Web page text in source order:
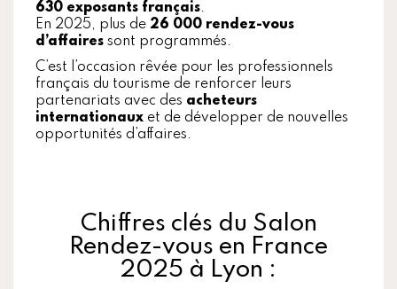
630 exposants français.
En 2025, plus de 26 000 rendez-vous
d’affaires sont programmés.
C’est l’occasion rêvée pour les professionnels
français du tourisme de renforcer leurs
partenariats avec des acheteurs
internationaux et de développer de nouvelles
opportunités d’affaires.
Chiffres clés du Salon
Rendez-vous en France
2025 à Lyon :